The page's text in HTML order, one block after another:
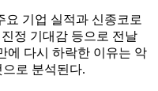
요 기업 실적과 신종코로
정 기대감 등으로 전날
에 다시 하락한 이유는 악
로 분석된다.